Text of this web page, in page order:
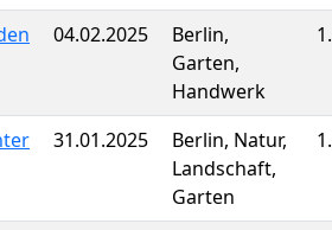
04.02.2025
Berlin,
Garten,
Handwerk
31.01.2025
Berlin, Natur,
Landschaft,
Garten